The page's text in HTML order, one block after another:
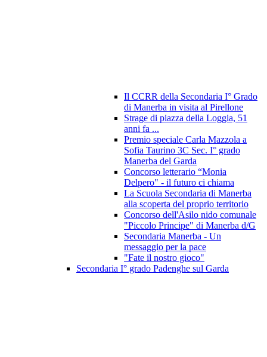
Il CCRR della Secondaria I° Grado
di Manerba in visita al Pirellone
Strage di piazza della Loggia, 51
anni fa ...
Premio speciale Carla Mazzola a
Sofia Taurino 3C Sec. I° grado
Manerba del Garda
Concorso letterario “Monia
Delpero" - il futuro ci chiama
La Scuola Secondaria di Manerba
alla scoperta del proprio territorio
Concorso dell'Asilo nido comunale
"Piccolo Principe" di Manerba d/G
Secondaria Manerba - Un
messaggio per la pace
"Fate il nostro gioco"
Secondaria I° grado Padenghe sul Garda